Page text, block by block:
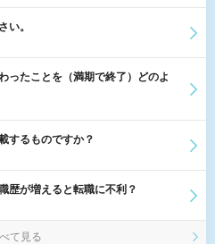
い。
ったことを（満期で終了）どのよ
するものですか？
歴が増えると転職に不利？
て見る